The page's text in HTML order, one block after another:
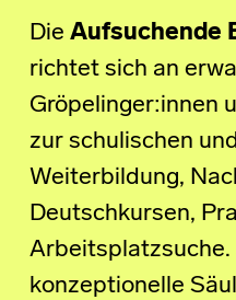
Die Aufsuchende
richtet sich an
Gröpelinger:innen
zur schulischen
Weiterbildung,
Deutschkursen,
Arbeitsplatzsuche.
konzeptionelle